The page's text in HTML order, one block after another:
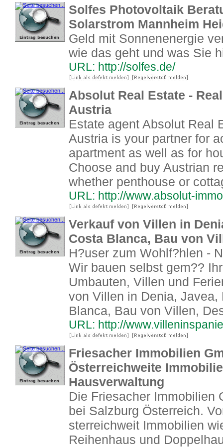
Solfes Photovoltaik
Solarstrom Mannheim
Geld mit Sonnenenergie
wie das geht und was Sie
URL: http://solfes.de/
Absolut Real Estate -
Austria
Estate agent Absolut Real
Austria is your partner for
apartment as well as for
Choose and buy Austrian
whether penthouse or
URL: http://www.absolut-
Verkauf von Villen in
Costa Blanca, Bau von
H?user zum Wohlf?hlen -
Wir bauen selbst gem??
Umbauten, Villen und
von Villen in Denia, Javea,
Blanca, Bau von Villen,
URL: http://
Friesacher Immobilien
Österreichweite
Hausverwaltung
Die Friesacher Immobilien
bei Salzburg Österreich.
sterreichweit Immobilien
Reihenhaus und